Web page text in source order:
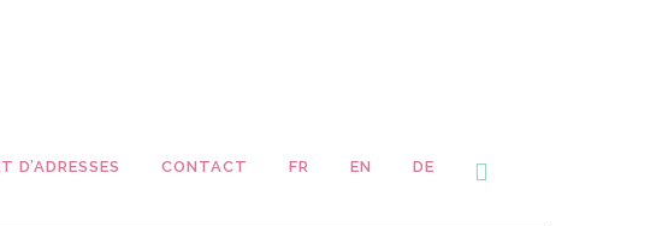
D’ADRESSES CONTACT FR EN DE